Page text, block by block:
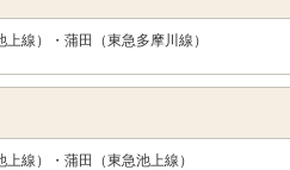
上線）・蒲田（東急多摩川線）
上線）・蒲田（東急池上線）